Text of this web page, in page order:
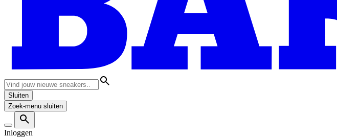
Sluiten
Zoek-menu sluiten
Inloggen